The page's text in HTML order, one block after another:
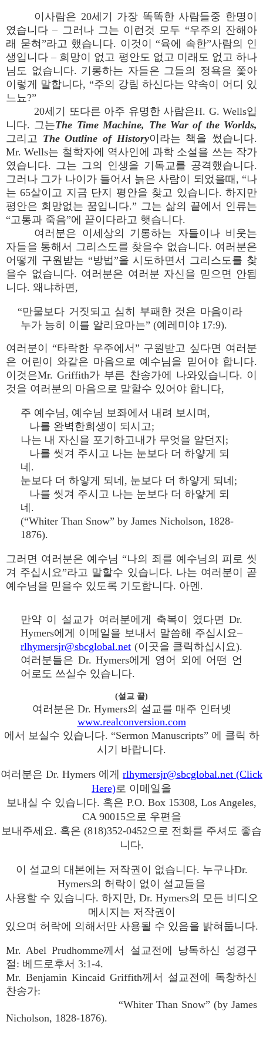
이사람은 20세기 가장 똑똑한 사람들중 한명이
였습니다 – 그러나 그는 이런것 모두 “우주의 잔해아
래 묻혀”라고 했습니다. 이것이 “육에 속한”사람의 인
생입니다 – 희망이 없고 평안도 없고 미래도 없고 하나
님도 없습니다. 기롱하는 자들은 그들의 정욕을 쫓아
이렇게 말합니다, “주의 강림 하신다는 약속이 어디 있
느뇨?”
20세기 또다른 아주 유명한 사람은H. G. Wells입
니다. 그는The Time Machine, The War of the Worlds,
그리고 The Outline of History이라는 책을 썼습니다.
Mr. Wells는 철학자에 역사인에 과학 소설을 쓰는 작가
였습니다. 그는 그의 인생을 기독교를 공격했습니다.
그러나 그가 나이가 들어서 늙은 사람이 되었을때, “나
는 65살이고 지금 단지 평안을 찾고 있습니다. 하지만
평안은 회망없는 꿈입니다.” 그는 삶의 끝에서 인류는
“고통과 죽음”에 끝이다라고 햇습니다.
여러분은 이세상의 기롱하는 자들이나 비웃는
자들을 통해서 그리스도를 찾을수 없습니다. 여러분은
어떻게 구원받는 “방법”을 시도하면서 그리스도를 찾
을수 없습니다. 여러분은 여러분 자신을 믿으면 안됩
니다. 왜냐하면,
“만물보다 거짓되고 심히 부패한 것은 마음이라
누가 능히 이를 알리요마는” (예레미야 17:9).
여러분이 “타락한 우주에서” 구원받고 싶다면 여러분
은 어린이 와같은 마음으로 예수님을 믿어야 합니다.
이것은Mr. Griffith가 부른 찬송가에 나와있습니다. 이
것을 여러분의 마음으로 말할수 있어야 합니다,
주 예수님, 예수님 보좌에서 내려 보시며,
나를 완벽한희생이 되시고;
나는 내 자신을 포기하고내가 무엇을 알던지;
나를 씻겨 주시고 나는 눈보다 더 하얗게 되
네.
눈보다 더 하얗게 되네, 눈보다 더 하얗게 되네;
나를 씻겨 주시고 나는 눈보다 더 하얗게 되
네.
(“Whiter Than Snow” by James Nicholson, 1828-
1876).
그러면 여러분은 예수님 “나의 죄를 예수님의 피로 씻
겨 주십시요”라고 말할수 있습니다. 나는 여러분이 곧
예수님을 믿을수 있도록 기도합니다. 아멘.
만약 이 설교가 여러분에게 축복이 였다면 Dr.
Hymers에게 이메일을 보내서 말씀해 주십시요–
rlhymersjr@sbcglobal.net (이곳을 클릭하십시요).
여러분들은 Dr. Hymers에게 영어 외에 어떤 언
어로도 쓰실수 있습니다.
(설교 끝)
여러분은 Dr. Hymers의 설교를 매주 인터넷
www.realconversion.com
에서 보실수 있습니다. “Sermon Manuscripts” 에 클릭 하
시기 바랍니다.
여러분은 Dr. Hymers 에게 rlhymersjr@sbcglobal.net (Click
Here)로 이메일을
보내실 수 있습니다. 혹은 P.O. Box 15308, Los Angeles,
CA 90015으로 우편을
보내주세요. 혹은 (818)352-0452으로 전화를 주셔도 좋습
니다.
이 설교의 대본에는 저작권이 없습니다. 누구나Dr.
Hymers의 허락이 없이 설교들을
사용할 수 있습니다. 하지만, Dr. Hymers의 모든 비디오
메시지는 저작권이
있으며 허락에 의해서만 사용될 수 있음을 밝혀둡니다.
Mr. Abel Prudhomme께서 설교전에 낭독하신 성경구
절: 베드로후서 3:1-4.
Mr. Benjamin Kincaid Griffith께서 설교전에 독창하신
찬송가:
“Whiter Than Snow” (by James
Nicholson, 1828-1876).